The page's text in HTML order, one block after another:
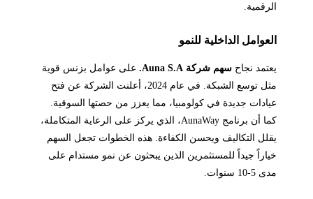
الرقمية.
العوامل الداخلية للنمو
يعتمد نجاح سهم شركة Auna S.A.
على عوامل بزنس قوية
مثل توسع الشبكة. في عام 2024، أعلنت الشركة عن فتح
عيادات جديدة في كولومبيا، مما يعزز من حصتها السوقية.
كما أن برنامج AunaWay، الذي يركز على الرعاية المتكاملة،
يقلل التكاليف ويحسن الكفاءة. هذه الخطوات تجعل السهم
خياراً جيداً للمستثمرين الذين يبحثون عن نمو مستدام على
مدى 5-10 سنوات.